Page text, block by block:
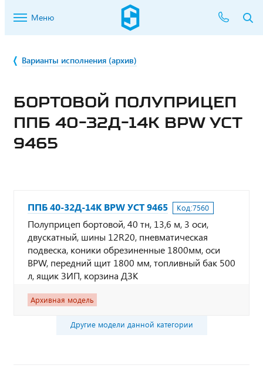
Меню
Варианты исполнения (архив)
БОРТОВОЙ ПОЛУПРИЦЕП
ППБ 40-32Д-14К BPW УСТ
9465
ППБ 40-32Д-14К BPW УСТ 9465 Код:7560
Полуприцеп бортовой, 40 тн, 13,6 м, 3 оси,
двускатный, шины 12R20, пневматическая
подвеска, коники обрезиненные 1800мм, оси
BPW, передний щит 1800 мм, топливный бак 500
л, ящик ЗИП, корзина ДЗК
Архивная модель
Другие модели данной категории